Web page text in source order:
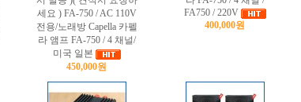
세요 ) FA-750 / AC 110V
전용/노래방 Capella 카펠
라 앰프 FA-750 / 4 채널/
미국 일본
450,000원
FA750 / 220V
400,000원